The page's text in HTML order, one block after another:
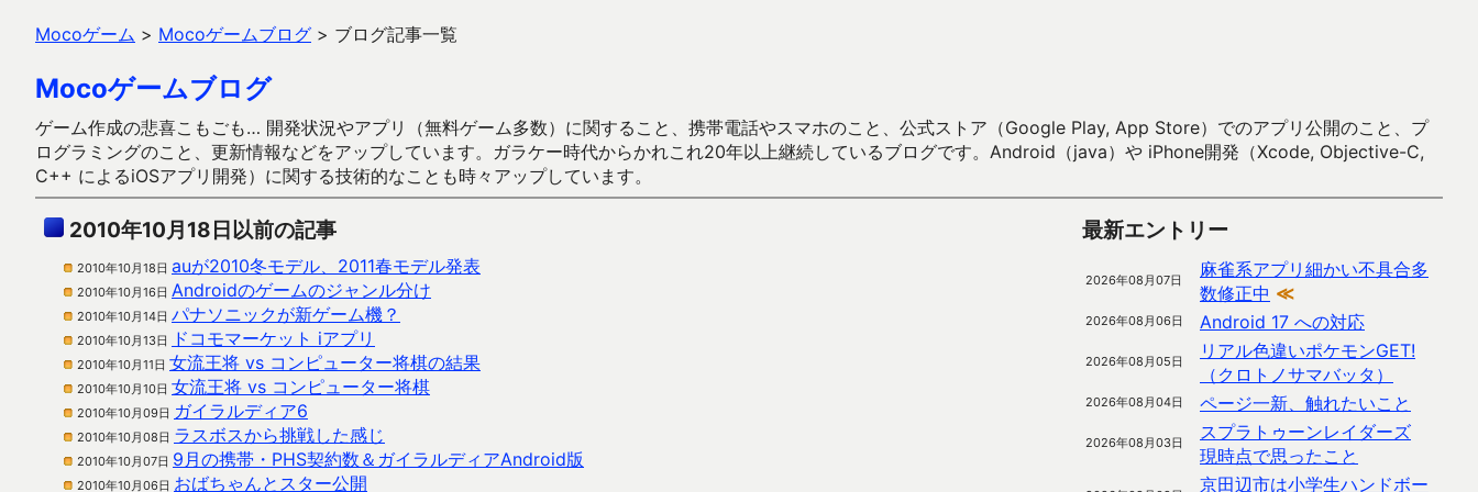
Mocoゲーム > Mocoゲームブログ > ブログ記事一覧
Mocoゲームブログ
ゲーム作成の悲喜こもごも… 開発状況やアプリ（無料ゲーム多数）に関すること、携帯電話やスマホのこと、公式ストア（Google Play, App Store）でのアプリ公開のこと、プ
ログラミングのこと、更新情報などをアップしています。ガラケー時代からかれこれ20年以上継続しているブログです。Android（java）や iPhone開発（Xcode, Objective-C,
C++ によるiOSアプリ開発）に関する技術的なことも時々アップしています。
2010年10月18日以前の記事
2010年10月18日 auが2010冬モデル、2011春モデル発表
2010年10月16日 Androidのゲームのジャンル分け
2010年10月14日 パナソニックが新ゲーム機？
2010年10月13日 ドコモマーケット iアプリ
2010年10月11日 女流王将 vs コンピューター将棋の結果
2010年10月10日 女流王将 vs コンピューター将棋
2010年10月09日 ガイラルディア6
2010年10月08日 ラスボスから挑戦した感じ
2010年10月07日 9月の携帯・PHS契約数＆ガイラルディアAndroid版
2010年10月06日 おばちゃんとスター公開
最新エントリー
2026年08月07日
麻雀系アプリ細かい不具合多
数修正中 ≪
2026年08月06日 Android 17 への対応
2026年08月05日
リアル色違いポケモンGET!
（クロトノサマバッタ）
2026年08月04日 ページ一新、触れたいこと
2026年08月03日
スプラトゥーンレイダーズ
現時点で思ったこと
京田辺市は小学生ハンドボー